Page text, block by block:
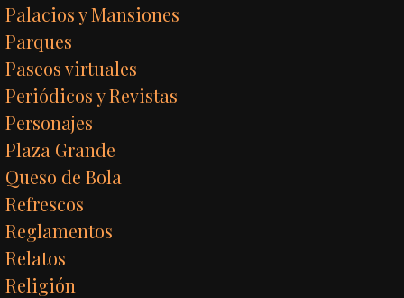
Palacios y Mansiones
Parques
Paseos virtuales
Periódicos y Revistas
Personajes
Plaza Grande
Queso de Bola
Refrescos
Reglamentos
Relatos
Religión